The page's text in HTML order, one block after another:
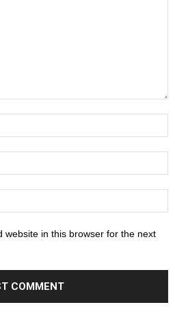
website in this browser for the next